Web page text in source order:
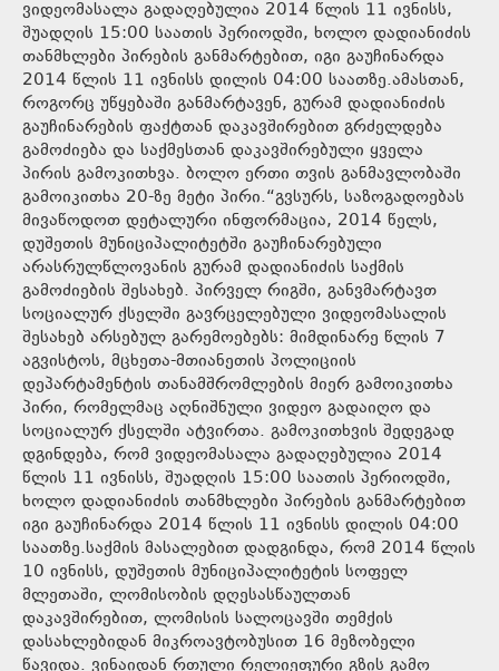
ვიდეომასალა გადაღებულია 2014 წლის 11 ივნისს,
შუადღის 15:00 საათის პერიოდში, ხოლო დადიანიძის
თანმხლები პირების განმარტებით, იგი გაუჩინარდა
2014 წლის 11 ივნისს დილის 04:00 საათზე.ამასთან,
როგორც უწყებაში განმარტავენ, გურამ დადიანიძის
გაუჩინარების ფაქტთან დაკავშირებით გრძელდება
გამოძიება და საქმესთან დაკავშირებული ყველა
პირის გამოკითხვა. ბოლო ერთი თვის განმავლობაში
გამოიკითხა 20-ზე მეტი პირი.“გვსურს, საზოგადოებას
მივაწოდოთ დეტალური ინფორმაცია, 2014 წელს,
დუშეთის მუნიციპალიტეტში გაუჩინარებული
არასრულწლოვანის გურამ დადიანიძის საქმის
გამოძიების შესახებ. პირველ რიგში, განვმარტავთ
სოციალურ ქსელში გავრცელებული ვიდეომასალის
შესახებ არსებულ გარემოებებს: მიმდინარე წლის 7
აგვისტოს, მცხეთა-მთიანეთის პოლიციის
დეპარტამენტის თანამშრომლების მიერ გამოიკითხა
პირი, რომელმაც აღნიშნული ვიდეო გადაიღო და
სოციალურ ქსელში ატვირთა. გამოკითხვის შედეგად
დგინდება, რომ ვიდეომასალა გადაღებულია 2014
წლის 11 ივნისს, შუადღის 15:00 საათის პერიოდში,
ხოლო დადიანიძის თანმხლები პირების განმარტებით
იგი გაუჩინარდა 2014 წლის 11 ივნისს დილის 04:00
საათზე.საქმის მასალებით დადგინდა, რომ 2014 წლის
10 ივნისს, დუშეთის მუნიციპალიტეტის სოფელ
მლეთაში, ლომისობის დღესასწაულთან
დაკავშირებით, ლომისის სალოცავში თემქის
დასახლებიდან მიკროავტობუსით 16 მეზობელი
წავიდა. ვინაიდან რთული რელიეფური გზის გამო